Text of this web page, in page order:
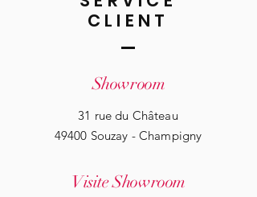
CLIENT
Showroom
31 rue du Château
49400 Souzay - Champigny
Visite Showroom